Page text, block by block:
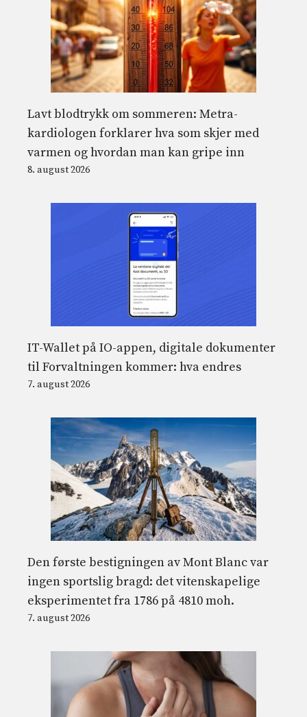
Lavt blodtrykk om sommeren: Metra-
kardiologen forklarer hva som skjer med
varmen og hvordan man kan gripe inn
8. august 2026
IT-Wallet på IO-appen, digitale dokumenter
til Forvaltningen kommer: hva endres
7. august 2026
Den første bestigningen av Mont Blanc var
ingen sportslig bragd: det vitenskapelige
eksperimentet fra 1786 på 4810 moh.
7. august 2026